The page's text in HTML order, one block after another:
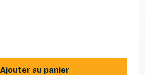
Ajouter au panier